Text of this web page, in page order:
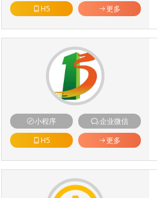
H5
更多
小程序
企业微信
H5
更多